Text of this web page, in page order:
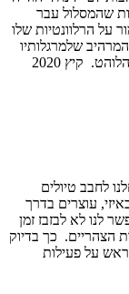
שהמסלול עבר
על הרלוונטיות שלו
שלמרגלותיו
בריכה צוננת ויפה. בדיוק מה שצריך לקיץ הישראל הלוהט. קיץ 2020
לחבב טיולים
עוצרים בדרך
לנו לא לבזבז זמן
הצהריים. כך בדיוק
על פעילות